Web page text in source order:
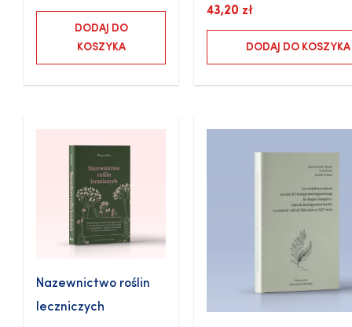
DODAJ DO
KOSZYKA
43,20 zł
DODAJ DO KOSZYKA
Nazewnictwo roślin
leczniczych